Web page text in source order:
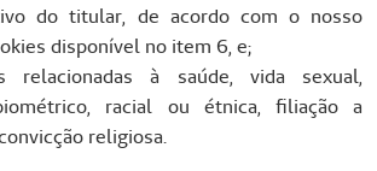
do titular, de acordo com o nosso
disponível no item 6, e;
relacionadas à saúde, vida sexual,
racial ou étnica, filiação a
religiosa.